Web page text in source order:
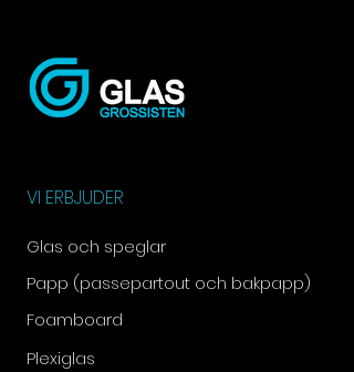
VI ERBJUDER
Glas och speglar
Papp (passepartout och bakpapp)
Foamboard
Plexiglas